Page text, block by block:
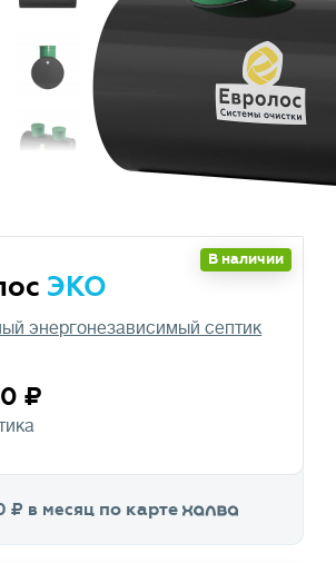
В наличии
ЭКО
энергонезависимый септик
в месяц по карте